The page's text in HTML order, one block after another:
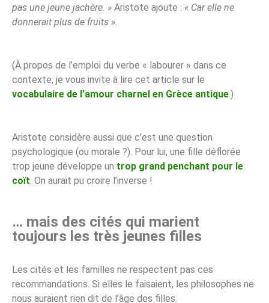
pas une jeune jachère. » Aristote ajoute : « Car elle ne
donnerait plus de fruits ».
(À propos de l’emploi du verbe « labourer » dans ce
contexte, je vous invite à lire cet article sur le
vocabulaire de l’amour charnel en Grèce antique.)
Aristote considère aussi que c’est une question
psychologique (ou morale ?). Pour lui, une fille déflorée
trop jeune développe un trop grand penchant pour le
coït. On aurait pu croire l’inverse !
… mais des cités qui marient
toujours les très jeunes filles
Les cités et les familles ne respectent pas ces
recommandations. Si elles le faisaient, les philosophes ne
nous auraient rien dit de l’âge des filles.